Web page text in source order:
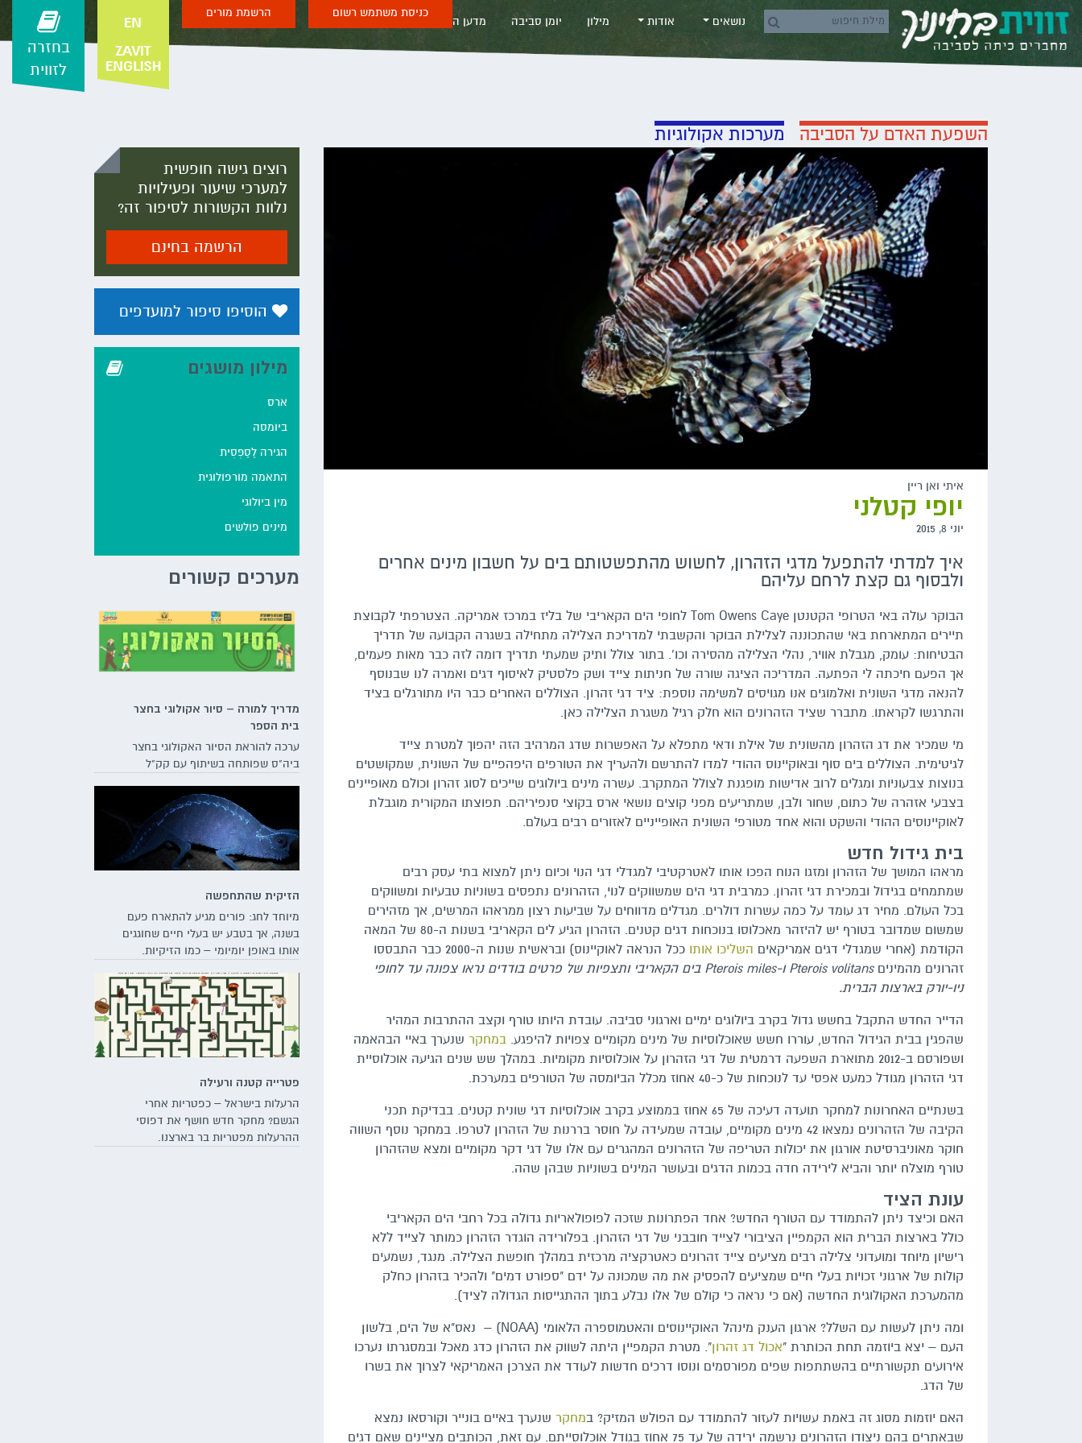
Skip to content
Search icons
נושאים אודות מילון יומן סביבה מדען החודש
בחזרה
לזווית
כניסת משתמש רשום הרשמת מורים
השפעת האדם על הסביבה מערכות אקולוגיות
איתי ואן ריין
יופי קטלני
יוני 8, 2015
איך למדתי להתפעל מדגי הזהרון, לחשוש מהתפשטותם בים על חשבון מינים אחרים
ולבסוף גם קצת לרחם עליהם
הבוקר עולה באי הטרופי הקטנטן Tom Owens Caye לחופי הים הקאריבי של בליז במרכז אמריקה. הצטרפתי לקבוצת
תיירים המתארחת באי שהתכוננה לצלילת הבוקר והקשבתי למדריכת הצלילה מתחילה בשגרה הקבועה של תדריך
הבטיחות: עומק, מגבלת אוויר, נהלי הצלילה מהסירה וכו'. בתור צולל ותיק שמעתי תדריך דומה לזה כבר מאות פעמים,
אך הפעם חיכתה לי הפתעה. המדריכה הציגה שורה של חניתות צייד ושק פלסטיק לאיסוף דגים ואמרה לנו שבנוסף
להנאה מדגי השונית ואלמוגים אנו מגויסים למשימה נוספת: ציד דגי זהרון. הצוללים האחרים כבר היו מתורגלים בציד
והתרגשו לקראתו. מתברר שציד הזהרונים הוא חלק רגיל משגרת הצלילה כאן.
מי שמכיר את דג הזהרון מהשונית של אילת ודאי מתפלא על האפשרות שדג המרהיב הזה יהפוך למטרת צייד
לגיטימית. הצוללים בים סוף ובאוקיינוס ההודי למדו להתרשם ולהעריך את הטורפים היפהפיים של השונית, שמקושטים
בנוצות צבעוניות ומגלים לרוב אדישות מופגנת לצולל המתקרב. עשרה מינים ביולוגים שייכים לסוג זהרון וכולם מאופיינים
בצבעי אזהרה של כתום, שחור ולבן, שמתריעים מפני קוצים נושאי ארס בקוצי סנפיריהם. תפוצתו המקורית מוגבלת
לאוקיינוסים ההודי והשקט והוא אחד מטורפי השונית האופייניים לאזורים רבים בעולם.
בית גידול חדש
מראהו המושך של הזהרון ומזגו הנוח הפכו אותו לאטרקטיבי למגדלי דגי הנוי וכיום ניתן למצוא בתי עסק רבים
שמתמחים בגידול ובמכירת דגי זהרון. כמרבית דגי הים שמשווקים לנוי, הזהרונים נתפסים בשוניות טבעיות ומשווקים
בכל העולם. מחיר דג עומד על כמה עשרות דולרים. מגדלים מדווחים על שביעות רצון ממראהו המרשים, אך מזהירים
שמשום שמדובר בטורף יש להיזהר מאכלוסו בנוכחות דגים קטנים. הזהרון הגיע לים הקאריבי בשנות ה-80 של המאה
הקודמת (אחרי שמגדלי דגים אמריקאים השליכו אותו
ככל הנראה לאוקיינוס) ובראשית שנות ה-2000 כבר התבססו
זהרונים מהמיניםPterois volitans ו-Pterois miles בים הקאריבי ותצפיות של פרטים בודדים נראו צפונה עד לחופי
ניו-יורק בארצות הברית.
הדייר החדש התקבל בחשש גדול בקרב ביולוגים ימיים וארגוני סביבה. עובדת היותו טורף וקצב ההתרבות המהיר
שהפגין בבית הגידול החדש, עוררו חשש שאוכלוסיות של מינים מקומיים צפויות להיפגע. במחקר שנערך באיי הבהאמה
ושפורסם ב-2012 מתוארת השפעה דרמטית של דגי הזהרון על אוכלוסיות מקומיות. במהלך שש שנים הגיעה אוכלוסיית
דגי הזהרון מגודל כמעט אפסי עד לנוכחות של כ-40 אחוז מכלל הביומסה של הטורפים במערכת.
בשנתיים האחרונות למחקר תועדה דעיכה של 65 אחוז בממוצע בקרב אוכלוסיות דגי שונית קטנים. בבדיקת תכני
הקיבה של הזהרונים נמצאו 42 מינים מקומיים, עובדה שמעידה על חוסר בררנות של הזהרון לטרפו. במחקר נוסף השווה
חוקר מאוניברסיטת אורגון את יכולות הטריפה של הזהרונים המהגרים עם אלו של דגי דקר מקומיים ומצא שהזהרון
טורף מוצלח יותר והביא לירידה חדה בכמות הדגים ובעושר המינים בשוניות שבהן שהה.
עונת הציד
האם וכיצד ניתן להתמודד עם הטורף החדש? אחד הפתרונות שזכה לפופולאריות גדולה בכל רחבי הים הקאריבי
כולל בארצות הברית הוא הקמפיין הציבורי לצייד חובבני של דגי הזהרון. בפלורידה הוגדר הזהרון כמותר לצייד ללא
רישיון מיוחד ומועדוני צלילה רבים מציעים צייד זהרונים כאטרקציה מרכזית במהלך חופשת הצלילה. מנגד, נשמעים
קולות של ארגוני זכויות בעלי חיים שמציעים להפסיק את מה שמכונה על ידם "ספורט דמים" ולהכיר בזהרון כחלק
מהמערכת האקולוגית החדשה (אם כי נראה כי קולם של אלו נבלע בתוך ההתגייסות הגדולה לציד).
ומה ניתן לעשות עם השלל? ארגון הענק מינהל האוקיינוסים והאטמוספרה הלאומי (NOAA) – נאס"א של הים, בלשון
העם – יצא ביוזמה תחת הכותרת "אכול דג זהרון". מטרת הקמפיין היתה לשווק את הזהרון כדג מאכל ובמסגרתו נערכו
אירועים תקשורתיים בהשתתפות שפים מפורסמים ונוסו דרכים חדשות לעודד את הצרכן האמריקאי לצרוך את בשרו
של הדג.
האם יוזמות מסוג זה באמת עשויות לעזור להתמודד עם הפולש המזיק? במחקר שנערך באיים בונייר וקורסאו נמצא
שבאתרים בהם ניצודו הזהרונים נרשמה ירידה של עד 75 אחוז בגודל אוכלוסייתם. עם זאת, הכותבים מציינים שאם דגים
רוצים גישה חופשית
למערכי שיעור ופעילויות
נלוות הקשורות לסיפור זה?
הרשמה בחינם
הוסיפו סיפור למועדפים
מילון מושגים
ארס
ביומסה
הגירה לֶסֶפְּסִית
התאמה מורפולוגית
מין ביולוגי
מינים פולשים
מערכים קשורים
מדריך למורה – סיור אקולוגי בחצר
בית הספר
ערכה להוראת הסיור האקולוגי בחצר
ביה"ס שפותחה בשיתוף עם קק"ל
הזיקית שהתחפשה
מיוחד לחג: פורים מגיע להתארח פעם
בשנה, אך בטבע יש בעלי חיים שחוגגים
אותו באופן יומיומי – כמו הזיקיות.
מוגבלת לחלקן החיצוני – ועצמותיהן
של רבות מהן זוהרות דרך עורן תחת אור
אולטרה-סגול. כך הזיקיות לא מפסיקות
להפתיע בתחפושות מקוריות שיכולות
להוות השראה לקראת החג הצבעוני
פטרייה קטנה ורעילה
הרעלות בישראל – כפטריות אחרי
הגשם? מחקר חדש חושף את דפוסי
ההרעלות מפטריות בר בארצנו.